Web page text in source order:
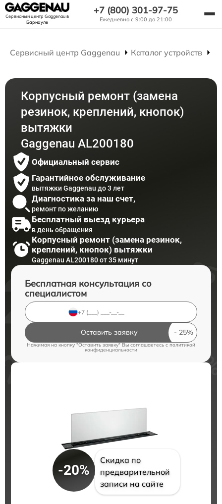
Сервисный центр Gaggenauв
Барнауле
+7 (800) 301-97-75
Ежедневно с 9:00 до 21:00
Сервисный центр Gaggenau Каталог устройств
Корпусный ремонт (замена
резинок, креплений, кнопок)
вытяжки
Gaggenau AL200180
Официальный сервис
Гарантийное обслуживание
вытяжки Gaggenau до 3 лет
Диагностика за наш счет,
ремонт по желанию
Бесплатный выезд курьера
в день обращения
Корпусный ремонт (замена резинок,
креплений, кнопок) вытяжки
Gaggenau AL200180 от 35 минут
Бесплатная консультация со
специалистом
Оставить заявку
Нажимая на кнопку "Оставить заявку" Вы соглашаетесь c политикой
конфиденциальности
-20%
Скидка по
предварительной
записи на сайте